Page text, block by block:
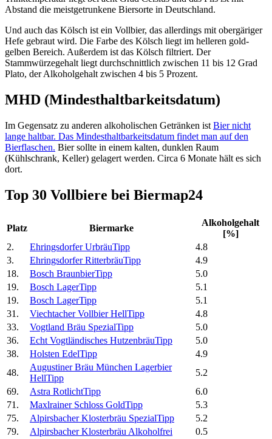
Abstand die meistgetrunkene Biersorte in Deutschland.
Und auch das Kölsch ist ein Vollbier, das allerdings mit obergäriger
Hefe gebraut wird. Die Farbe des Kölsch liegt im helleren gold-
gelben Bereich. Außerdem ist das Kölsch filtriert. Der
Stammwürzegehalt liegt durchschnittlich zwischen 11 bis 12 Grad
Plato, der Alkoholgehalt zwischen 4 bis 5 Prozent.
MHD (Mindesthaltbarkeitsdatum)
Im Gegensatz zu anderen alkoholischen Getränken ist Bier nicht
lange haltbar. Das Mindesthaltbarkeitsdatum findet man auf den
Bierflaschen. Bier sollte in einem kalten, dunklen Raum
(Kühlschrank, Keller) gelagert werden. Circa 6 Monate hält es sich
dort.
Top 30 Vollbiere bei Biermap24
Platz Biermarke
Alkoholgehalt
[%]
2.
Ehringsdorfer UrbräuTipp
4.8
3.
Ehringsdorfer RitterbräuTipp
4.9
18.
Bosch BraunbierTipp
5.0
19.
Bosch LagerTipp
5.1
19.
Bosch LagerTipp
5.1
31.
Viechtacher Vollbier HellTipp
4.8
33.
Vogtland Bräu SpezialTipp
5.0
36.
Echt Vogtländisches HutzenbräuTipp
5.0
38.
Holsten EdelTipp
4.9
48.
Augustiner Bräu München Lagerbier
HellTipp
5.2
69.
Astra RotlichtTipp
6.0
71.
Maxlrainer Schloss GoldTipp
5.3
75.
Alpirsbacher Klosterbräu SpezialTipp
5.2
79.
Alpirsbacher Klosterbräu Alkoholfrei
0.5